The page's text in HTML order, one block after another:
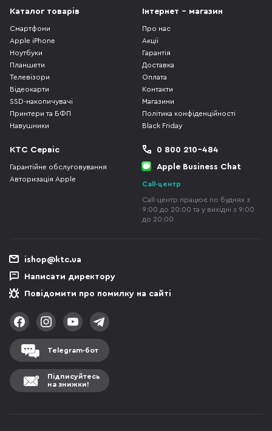
Каталог товарів
Смартфони
Apple iPhone
Ноутбуки
Планшети
Телевізори
Відеокарти
SSD-накопичувачі
Принтери та БФП
Навушники
Інтернет - магазин
Про нас
Акції
Гарантія
Доставка
Оплата
Контакти
Магазини
Політика конфіденційності
Black Friday
КТС Сервіс
Гарантійне обслуговування
Авторизація Apple
0 800 210-484
Apple Business Chat
Call-центр
Call-центр працює по буднях з
9:00 до 20:00 та у вихідні з 9:00
до 20:00
ishop@ktc.ua
Написати директору
Повідомити про помилку на сайті
Telegram-бот
Підписуйтесь
на знижки!